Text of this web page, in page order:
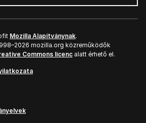
Mozilla Alapítványnak.
mozilla.org közreműködők
Commons licenc alatt érhető el.